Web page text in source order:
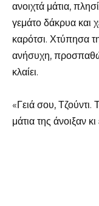
ανοιχτά μάτια,
γεμάτο δάκρυα και
καρότσι. Χτύπησα
ανήσυχη,
κλαίει.
«Γειά σου, Τζούντι.
μάτια της άνοιξαν